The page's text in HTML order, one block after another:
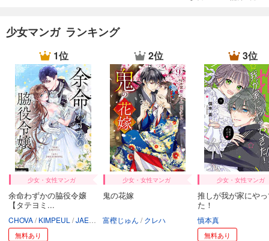
少女マンガ ランキング
1位
少女・女性マンガ
余命わずかの脇役令嬢
【タテヨミ...
CHOVA KIMPEUL JAEUNHYANG
無料あり
2位
少女・女性マンガ
鬼の花嫁
富樫じゅん クレハ
3位
少女・女性マンガ
推しが我が家にや
た！
慎本真
無料あり